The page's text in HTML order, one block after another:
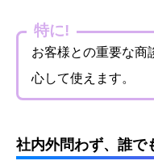
特に!
お客様との重要な商
心して使えます。
社内外問わず、誰で